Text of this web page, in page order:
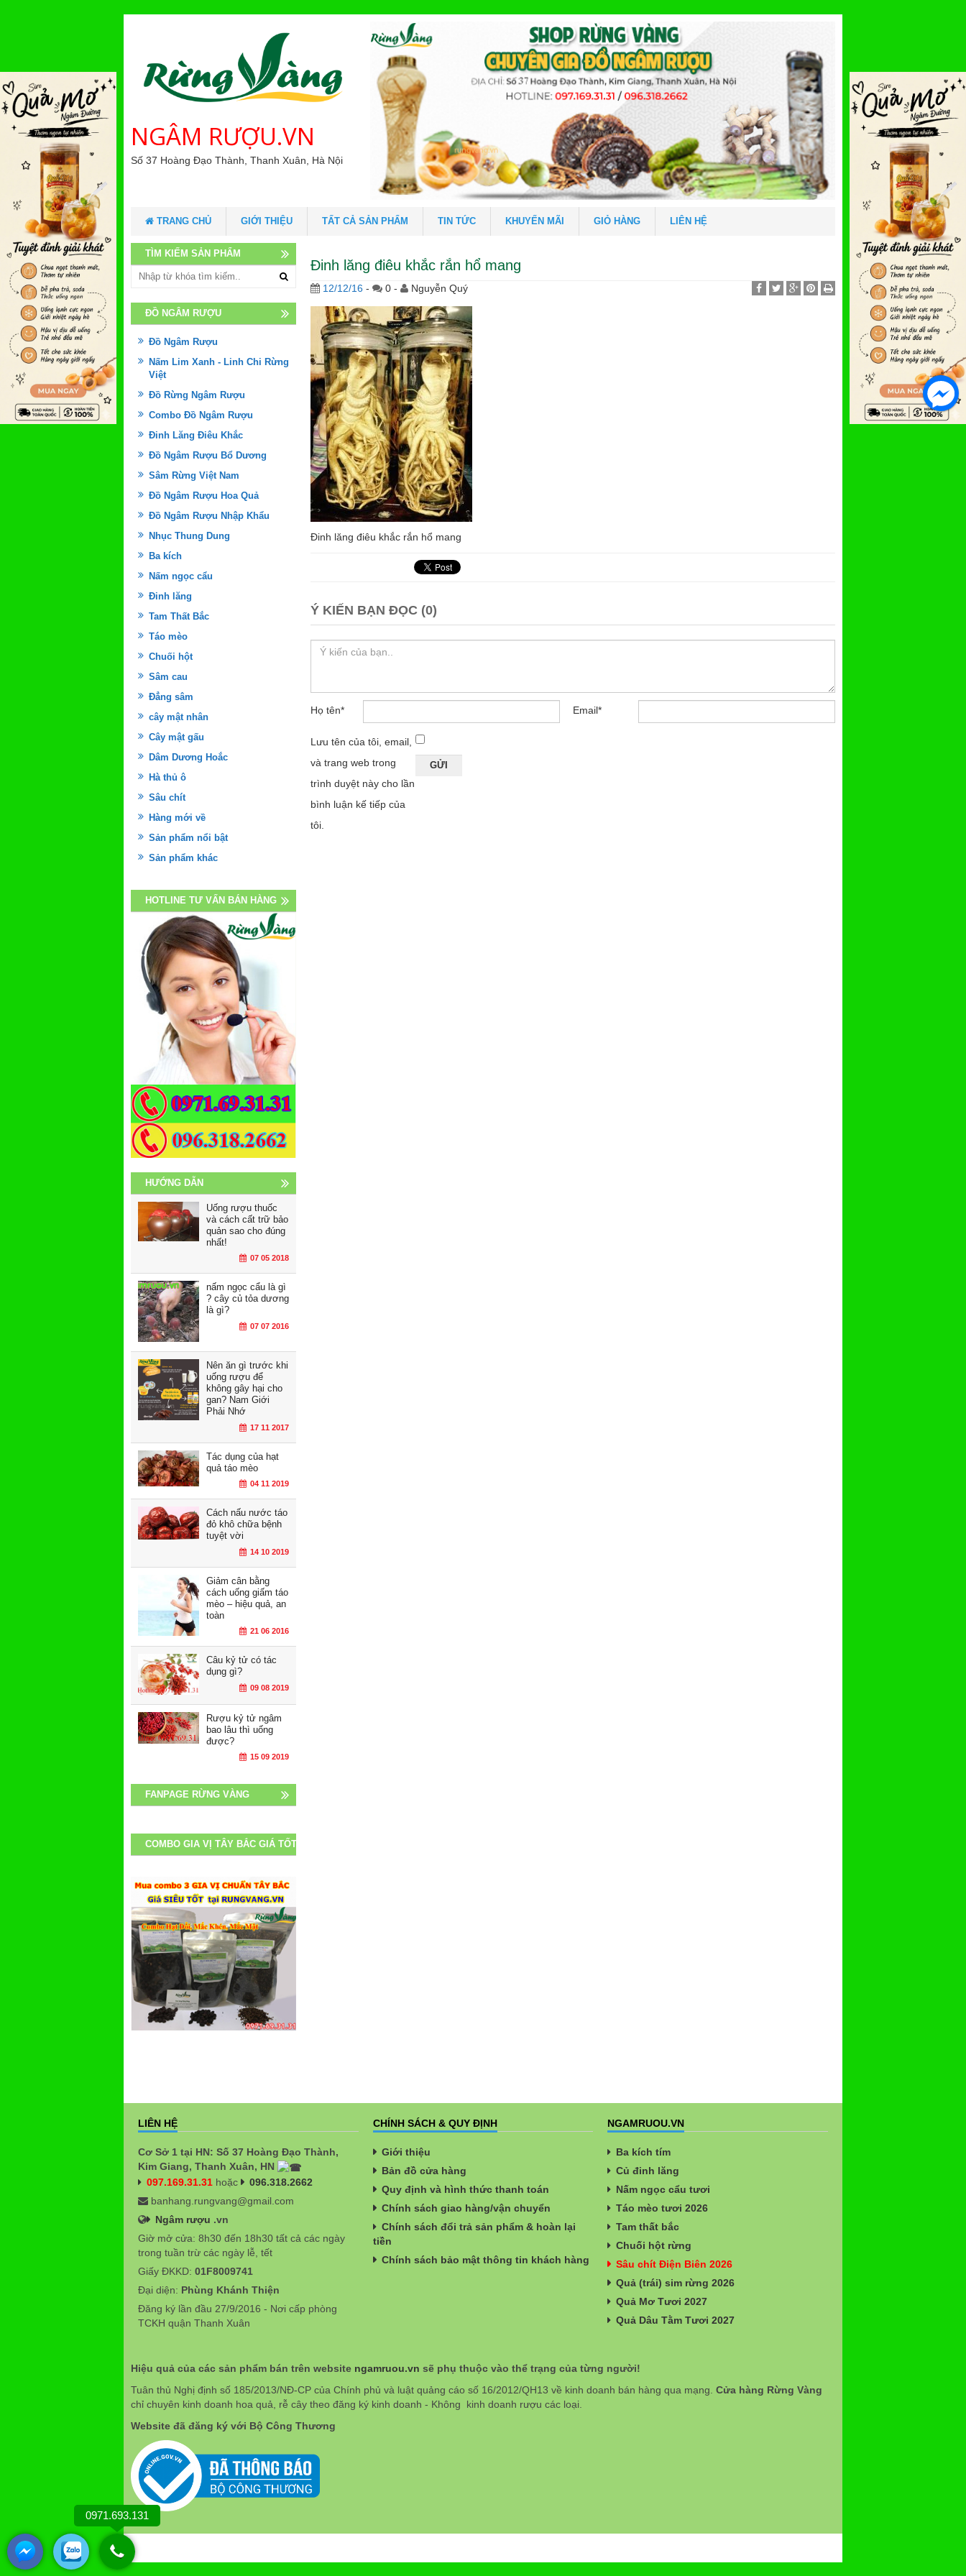
NGÂM RƯỢU.VN
Số 37 Hoàng Đạo Thành, Thanh Xuân, Hà Nội
TRANG CHỦ GIỚI THIỆU TẤT CẢ SẢN PHẨM TIN TỨC KHUYẾN MÃI GIỎ HÀNG LIÊN HỆ
Đinh lăng điêu khắc rắn hổ mang
12/12/16 - 0 - Nguyễn Quý
Đinh lăng điêu khắc rắn hổ mang
Ý KIẾN BẠN ĐỌC (0)
Họ tên* Email*
Lưu tên của tôi, email,
và trang web trong
trình duyệt này cho lần
bình luận kế tiếp của
tôi.
TÌM KIẾM SẢN PHẨM
ĐỒ NGÂM RƯỢU
Đồ Ngâm Rượu
Nấm Lim Xanh - Linh Chi Rừng
Việt
Đồ Rừng Ngâm Rượu
Combo Đồ Ngâm Rượu
Đinh Lăng Điêu Khắc
Đồ Ngâm Rượu Bổ Dương
Sâm Rừng Việt Nam
Đồ Ngâm Rượu Hoa Quả
Đồ Ngâm Rượu Nhập Khẩu
Nhục Thung Dung
Ba kích
Nấm ngọc cẩu
Đinh lăng
Tam Thất Bắc
Táo mèo
Chuối hột
Sâm cau
Đẳng sâm
cây mật nhân
Cây mật gấu
Dâm Dương Hoắc
Hà thủ ô
Sâu chít
Hàng mới về
Sản phẩm nổi bật
Sản phẩm khác
HOTLINE TƯ VẤN BÁN HÀNG
HƯỚNG DẪN
Uống rượu thuốc
và cách cất trữ bảo
quản sao cho đúng
nhất!
07 05 2018
nấm ngọc cẩu là gì
? cây củ tỏa dương
là gì?
07 07 2016
Nên ăn gì trước khi
uống rượu để
không gây hại cho
gan? Nam Giới
Phải Nhớ
17 11 2017
Tác dụng của hạt
quả táo mèo
04 11 2019
Cách nấu nước táo
đỏ khô chữa bệnh
tuyệt vời
14 10 2019
Giảm cân bằng
cách uống giấm táo
mèo – hiệu quả, an
toàn
21 06 2016
Câu kỷ tử có tác
dụng gì?
09 08 2019
Rượu kỷ tử ngâm
bao lâu thì uống
được?
15 09 2019
FANPAGE RỪNG VÀNG
COMBO GIA VỊ TÂY BẮC GIÁ TỐT
LIÊN HỆ
Cơ Sở 1 tại HN: Số 37 Hoàng Đạo Thành,
Kim Giang, Thanh Xuân, HN
097.169.31.31 hoặc
096.318.2662
banhang.rungvang@gmail.com
Ngâm rượu .vn
Giờ mở cửa: 8h30 đến 18h30 tất cả các ngày
trong tuần trừ các ngày lễ, tết
Giấy ĐKKD: 01F8009741
Đại diện: Phùng Khánh Thiện
Đăng ký lần đầu 27/9/2016 - Nơi cấp phòng
TCKH quận Thanh Xuân
CHÍNH SÁCH & QUY ĐỊNH
Giới thiệu
Bản đồ cửa hàng
Quy định và hình thức thanh toán
Chính sách giao hàng/vận chuyển
Chính sách đổi trả sản phẩm & hoàn lại
tiền
Chính sách bảo mật thông tin khách hàng
NGAMRUOU.VN
Ba kích tím
Củ đinh lăng
Nấm ngọc cẩu tươi
Táo mèo tươi 2026
Tam thất bắc
Chuối hột rừng
Sâu chít Điện Biên 2026
Quả (trái) sim rừng 2026
Quả Mơ Tươi 2027
Quả Dâu Tằm Tươi 2027
Hiệu quả của các sản phẩm bán trên website ngamruou.vn sẽ phụ thuộc vào thể trạng của từng người!
Tuân thủ Nghị định số 185/2013/NĐ-CP của Chính phủ và luật quảng cáo số 16/2012/QH13 về kinh doanh bán hàng qua mạng. Cửa hàng Rừng Vàng
chỉ chuyên kinh doanh hoa quả, rễ cây theo đăng ký kinh doanh - Không kinh doanh rượu các loại.
Website đã đăng ký với Bộ Công Thương
0971.693.131